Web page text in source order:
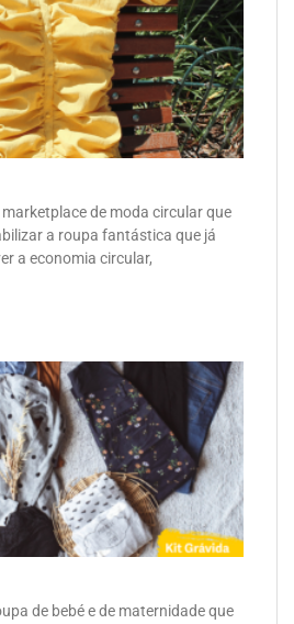
de moda circular que
a roupa fantástica que já
a economia circular,
de bebé e de maternidade que